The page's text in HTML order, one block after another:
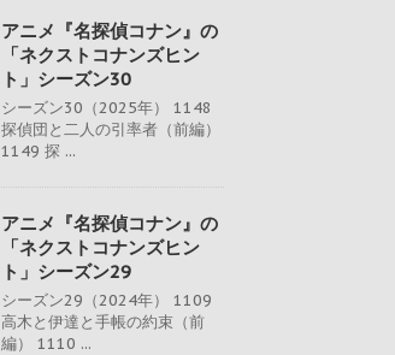
アニメ『名探偵コナン』の
「ネクストコナンズヒン
ト」シーズン30
シーズン30（2025年） 1148
探偵団と二人の引率者（前編）
1149 探 ...
アニメ『名探偵コナン』の
「ネクストコナンズヒン
ト」シーズン29
シーズン29（2024年） 1109
高木と伊達と手帳の約束（前
編） 1110 ...